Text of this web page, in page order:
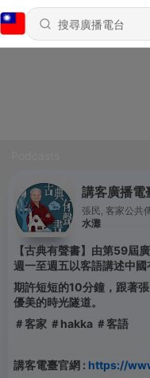
講客廣播電
張民, 客家公共
水灘
【古典有聲書】由第59屆
週一至週五以客語講述中國
期許短短的10分鐘，跟著
優美的時光隧道。
＃客家 ＃hakka ＃客語
講客電臺官網 : https://